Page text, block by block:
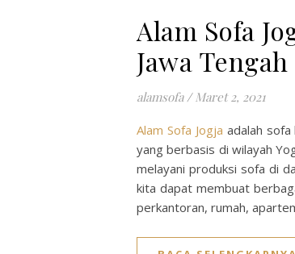
Alam Sofa
Jawa Tengah
alamsofa / Maret 2, 2021
Alam Sofa Jogja adalah sofa
yang berbasis di wilayah
melayani produksi sofa di
kita dapat membuat
perkantoran, rumah,